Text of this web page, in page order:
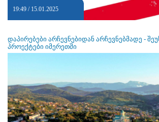
19:49 / 15.01.2025
დაპირებები არჩევნებიდან არჩევნებმადე -
პროექტები იმერეთში